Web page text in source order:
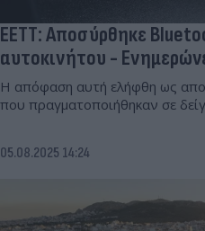
ΕΕΤΤ: Αποσύρθηκε
αυτοκινήτου -
Η απόφαση αυτή ελήφθη ως
που πραγματοποιήθηκαν σε
05.08.2025 14:24